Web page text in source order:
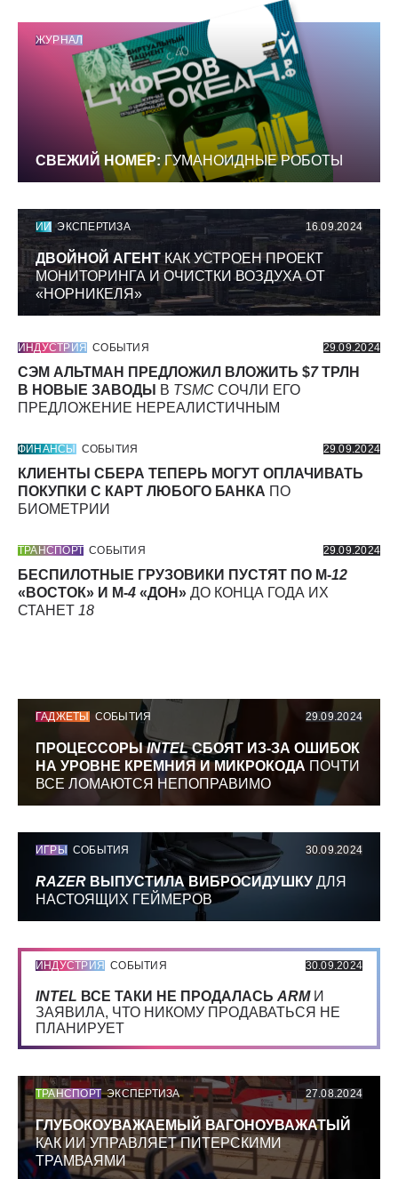
ЖУРНАЛ
СВЕЖИЙ НОМЕР: ГУМАНОИДНЫЕ РОБОТЫ
ИИ ЭКСПЕРТИЗА 16.09.2024
ДВОЙНОЙ АГЕНТКАК УСТРОЕН ПРОЕКТ
МОНИТОРИНГА И ОЧИСТКИ ВОЗДУХА ОТ
«НОРНИКЕЛЯ»
ИНДУСТРИЯ СОБЫТИЯ 29.09.2024
СЭМ АЛЬТМАН ПРЕДЛОЖИЛ ВЛОЖИТЬ $7ТРЛН
В НОВЫЕ ЗАВОДЫ
В TSMC СОЧЛИ ЕГО
ПРЕДЛОЖЕНИЕ НЕРЕАЛИСТИЧНЫМ
ФИНАНСЫ СОБЫТИЯ 29.09.2024
КЛИЕНТЫ СБЕРА ТЕПЕРЬ МОГУТ ОПЛАЧИВАТЬ
ПОКУПКИ С КАРТ ЛЮБОГО БАНКА ПО
БИОМЕТРИИ
ТРАНСПОРТ СОБЫТИЯ 29.09.2024
БЕСПИЛОТНЫЕ ГРУЗОВИКИ ПУСТЯТ ПО М-12
«ВОСТОК» И М-4 «ДОН» ДО КОНЦА ГОДА ИХ
СТАНЕТ 18
ГАДЖЕТЫ СОБЫТИЯ 29.09.2024
ПРОЦЕССОРЫINTELСБОЯТ ИЗ-ЗА ОШИБОК
НА УРОВНЕ КРЕМНИЯ И МИКРОКОДА ПОЧТИ
ВСЕ ЛОМАЮТСЯ НЕПОПРАВИМО
ИГРЫ СОБЫТИЯ 30.09.2024
RAZER ВЫПУСТИЛА ВИБРОСИДУШКУ ДЛЯ
НАСТОЯЩИХ ГЕЙМЕРОВ
ИНДУСТРИЯ СОБЫТИЯ 30.09.2024
INTEL ВСЕ ТАКИ НЕ ПРОДАЛАСЬ ARMИ
ЗАЯВИЛА, ЧТО НИКОМУ ПРОДАВАТЬСЯ НЕ
ПЛАНИРУЕТ
ТРАНСПОРТ ЭКСПЕРТИЗА 27.08.2024
ГЛУБОКОУВАЖАЕМЫЙ ВАГОНОУВАЖАТЫЙ
КАК ИИ УПРАВЛЯЕТ ПИТЕРСКИМИ
ТРАМВАЯМИ